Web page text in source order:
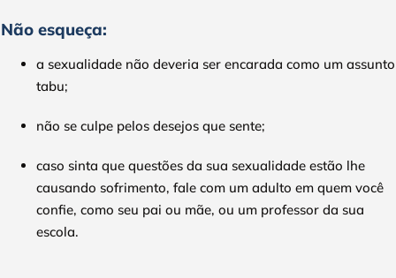
Não esqueça:
a sexualidade não deveria ser encarada como um assunto
tabu;
não se culpe pelos desejos que sente;
caso sinta que questões da sua sexualidade estão lhe
causando sofrimento, fale com um adulto em quem você
confie, como seu pai ou mãe, ou um professor da sua
escola.